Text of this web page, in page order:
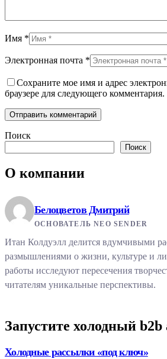
Имя *
Электронная почта *
Сохраните мое имя и адрес
браузере для следующего комментария.
Отправить комментарий
Поиск
Поиск
О компании
Белоцветов Дмитрий
ОСНОВАТЕЛЬ NEO SENDER
Итан Колдуэлл делится вдумчивыми
размышлениями о жизни, культуре и
работы исследуют пересечения
читателям уникальные перспективы.
Запустите холодный b2b
Холодные рассылки «под ключ»